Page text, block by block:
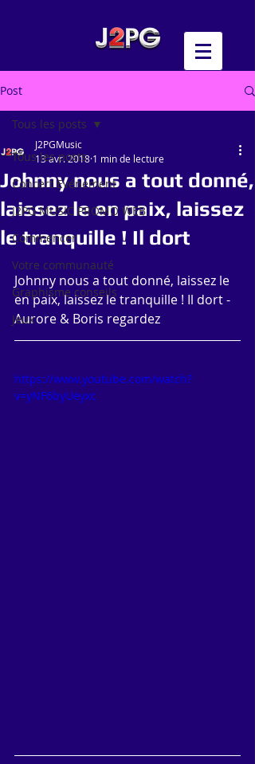
Post
Tous les posts
Concert Evénement
J2PG MUSIC PROMO WEB
Commencer
Votre communauté
Graphisme conseils
Jeux
Tous les posts
Johnny nous a tout donné,
laissez le en paix, laissez
le tranquille ! Il dort
J2PGMusic
13 avr. 2018 1 min de lecture
Johnny nous a tout donné, laissez le
en paix, laissez le tranquille ! Il dort -
Aurore & Boris regardez
https://www.youtube.com/watch?
v=yNF6byUeyxc